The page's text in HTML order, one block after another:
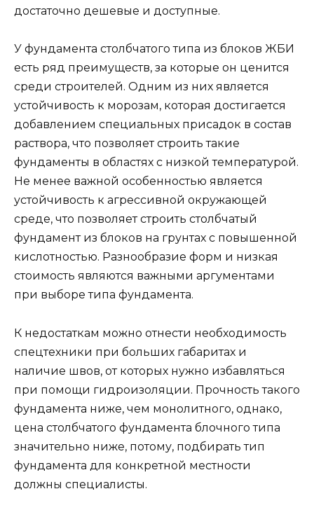
достаточно дешевые и доступные.
У фундамента столбчатого типа из блоков ЖБИ
есть ряд преимуществ, за которые он ценится
среди строителей. Одним из них является
устойчивость к морозам, которая достигается
добавлением специальных присадок в состав
раствора, что позволяет строить такие
фундаменты в областях с низкой температурой.
Не менее важной особенностью является
устойчивость к агрессивной окружающей
среде, что позволяет строить столбчатый
фундамент из блоков на грунтах с повышенной
кислотностью. Разнообразие форм и низкая
стоимость являются важными аргументами
при выборе типа фундамента.
К недостаткам можно отнести необходимость
спецтехники при больших габаритах и
наличие швов, от которых нужно избавляться
при помощи гидроизоляции. Прочность такого
фундамента ниже, чем монолитного, однако,
цена столбчатого фундамента блочного типа
значительно ниже, потому, подбирать тип
фундамента для конкретной местности
должны специалисты.